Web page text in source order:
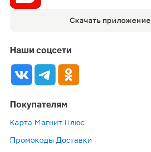
Скачать приложение
Наши соцсети
Покупателям
Карта Магнит Плюс
Промокоды Доставки